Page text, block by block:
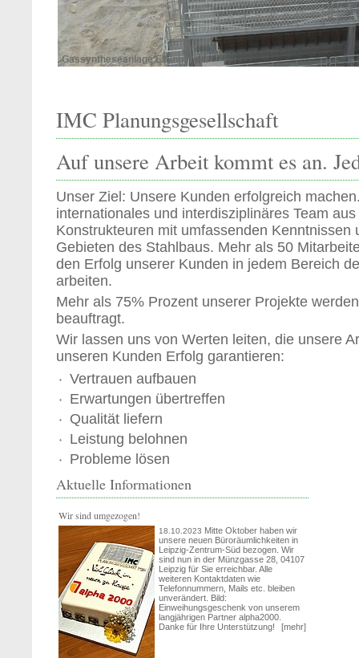
IMC Planungsgesellschaft
Auf unsere Arbeit kommt es an.
Unser Ziel: Unsere Kunden erfolgreich
internationales und interdisziplinäres Team
Konstrukteuren mit umfassenden Kenntnissen
Gebieten des Stahlbaus. Mehr als 50
den Erfolg unserer Kunden in jedem Bereich
arbeiten.
Mehr als 75% Prozent unserer Projekte
beauftragt.
Wir lassen uns von Werten leiten, die unsere
unseren Kunden Erfolg garantieren:
Vertrauen aufbauen
Erwartungen übertreffen
Qualität liefern
Leistung belohnen
Probleme lösen
Aktuelle Informationen
Wir sind umgezogen!
18.10.2023 Mitte Oktober haben wir
unsere neuen Büroräumlichkeiten in
Leipzig-Zentrum-Süd bezogen. Wir
sind nun in der Münzgasse 28, 04107
Leipzig für Sie erreichbar. Alle
weiteren Kontaktdaten wie
Telefonnummern, Mails etc. bleiben
unverändert. Bild:
Einweihungsgeschenk von unserem
langjährigen Partner alpha2000.
Danke für Ihre Unterstützung!
[mehr]